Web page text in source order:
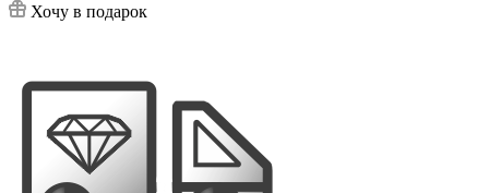
Хочу в подарок